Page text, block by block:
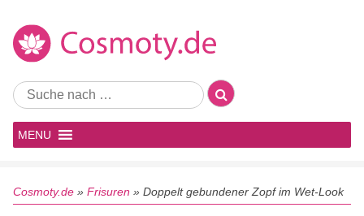
MENU
Cosmoty.de » Frisuren » Doppelt gebundener Zopf im Wet-Look